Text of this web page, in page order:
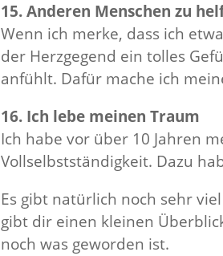
15. Anderen Menschen zu
Wenn ich merke, dass ich
der Herzgegend ein tolles
anfühlt. Dafür mache ich
16. Ich lebe meinen Traum
Ich habe vor über 10 Jahren
Vollselbstständigkeit. Dazu
Es gibt natürlich noch sehr
gibt dir einen kleinen
noch was geworden ist.